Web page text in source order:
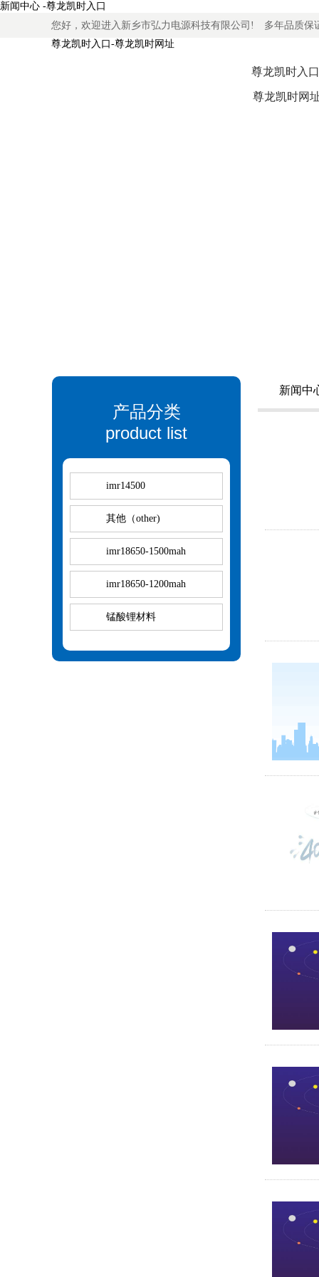
新闻中心 -尊龙凯时入口
您好，欢迎进入新乡市弘力电源科技有限公司! 多年品质保
尊龙凯时入口-尊龙凯时网址
尊龙凯时入
尊龙凯时网
产品分类
product list
imr14500
其他（other)
imr18650-1500mah
imr18650-1200mah
锰酸锂材料
新闻中